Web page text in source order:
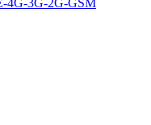
4G-3G-2G-GSM